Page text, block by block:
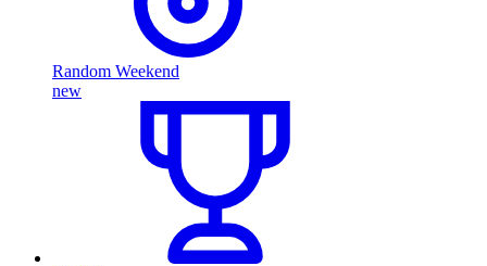
Random Weekend
new